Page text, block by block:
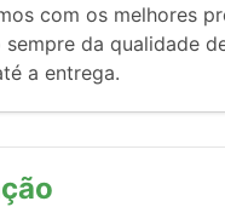
com os melhores
da qualidade
a entrega.